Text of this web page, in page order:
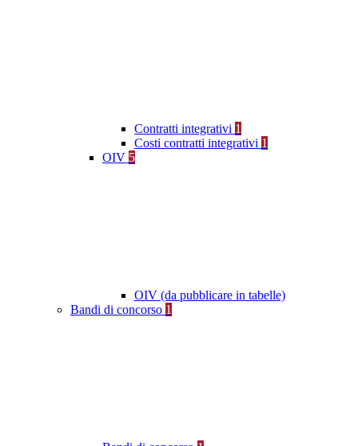
Contratti integrativi 1
Costi contratti integrativi 1
OIV 5
OIV (da pubblicare in tabelle)
Bandi di concorso 1